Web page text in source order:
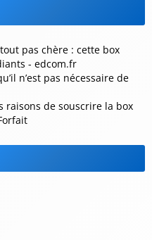
pas chère : cette box
- edcom.fr
n’est pas nécessaire de
raisons de souscrire la box